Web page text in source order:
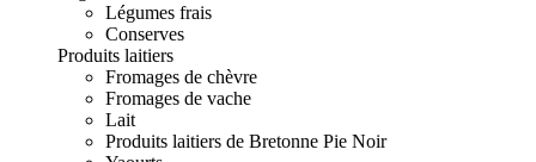
Légumes frais
Conserves
Produits laitiers
Fromages de chèvre
Fromages de vache
Lait
Produits laitiers de Bretonne Pie Noir